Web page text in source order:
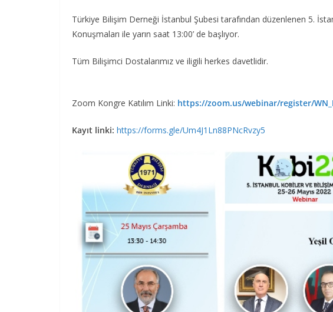
Türkiye Bilişim Derneği İstanbul Şubesi tarafından düzenlenen 5.
Konuşmaları ile yarın saat 13:00’ de başlıyor.
Tüm Bilişimci Dostalarımız ve iligili herkes davetlidir.
Zoom Kongre Katılım Linki: https://zoom.us/webinar/register/
Kayıt linki: https://forms.gle/Um4J1Ln88PNcRvzy5